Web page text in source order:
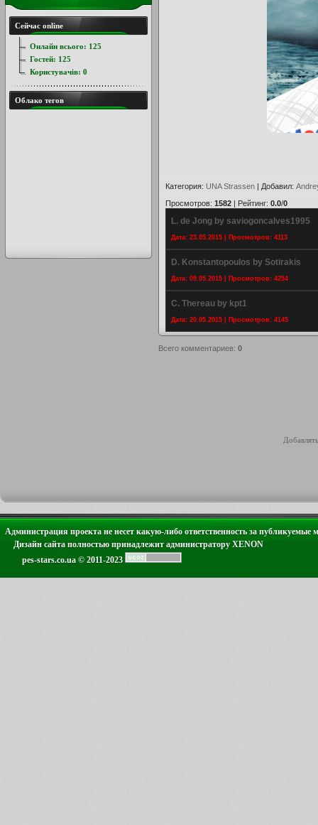
Категория: UNA Strassen | Добавил:
Просмотров: 1582 | Рейтинг: 0.0/0
L. de Jong by saviogoncalves1995
Дата: 23.05.2015 | Просмотров: 4113
D. Konstantopoulos by Sotirakis
Дата: 09.05.2015 | Просмотров: 4254
C. Thereau by kpt1
Дата: 20.05.2015 | Просмотров: 4145
Всего комментариев: 0
Сейчас online
Онлайн всього: 125
Гостей: 125
Користувачів: 0
Облако тегов
Администрация проекта не несет какую-либо ответственность за публикуемые
Дизайн сайта полностью принадлежит администратору XENON
pes-stars.co.ua © 2011-2023